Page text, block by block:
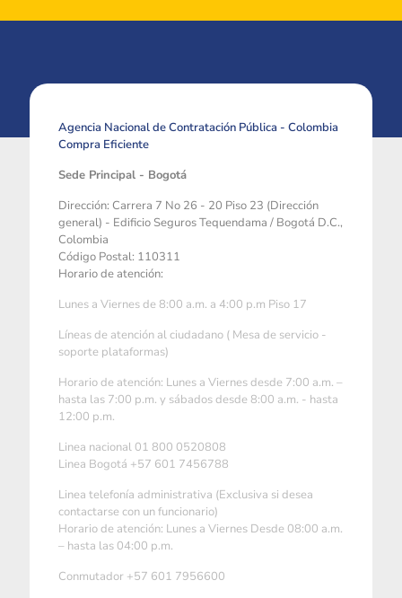
Agencia Nacional de Contratación Pública - Colombia
Compra Eficiente
Sede Principal - Bogotá
Dirección: Carrera 7 No 26 - 20 Piso 23 (Dirección
general) - Edificio Seguros Tequendama / Bogotá D.C.,
Colombia
Código Postal: 110311
Horario de atención:
Lunes a Viernes de 8:00 a.m. a 4:00 p.m Piso 17
Líneas de atención al ciudadano ( Mesa de servicio -
soporte plataformas)
Horario de atención: Lunes a Viernes desde 7:00 a.m. –
hasta las 7:00 p.m. y sábados desde 8:00 a.m. - hasta
12:00 p.m.
Linea nacional 01 800 0520808
Linea Bogotá +57 601 7456788
Linea telefonía administrativa (Exclusiva si desea
contactarse con un funcionario)
Horario de atención: Lunes a Viernes Desde 08:00 a.m.
– hasta las 04:00 p.m.
Conmutador +57 601 7956600